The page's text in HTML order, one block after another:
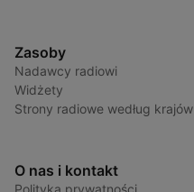
Zasoby
Nadawcy radiowi
Widżety
Strony radiowe według krajów
O nas i kontakt
Polityka prywatności